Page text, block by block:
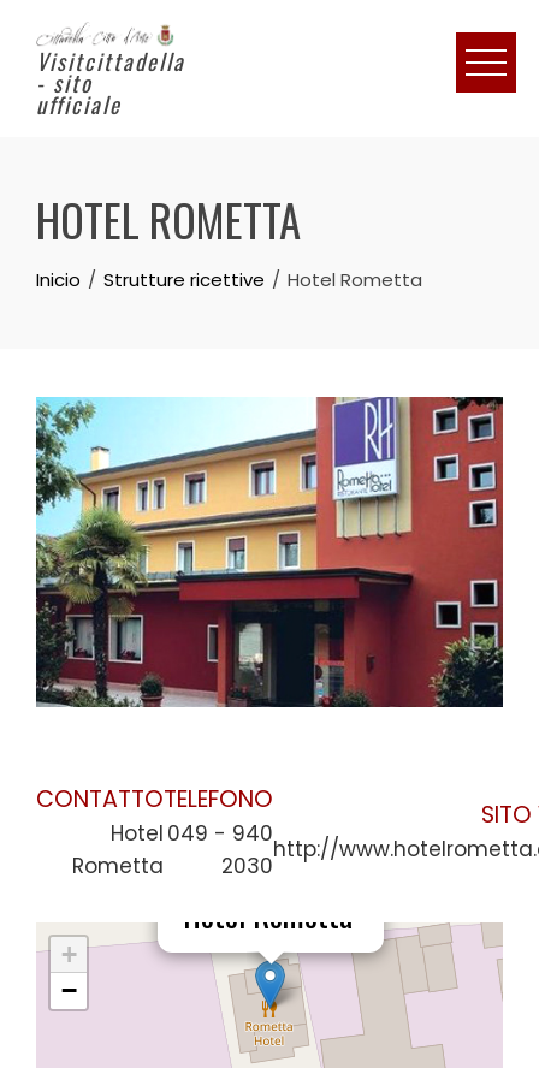
Visitcittadella
- sito
ufficiale
HOTEL ROMETTA
Inicio Strutture ricettive Hotel Rometta
CONTATTO
Hotel
Rometta
TELEFONO
049 - 940
2030
SITO
http://
Hotel Rometta
+
−